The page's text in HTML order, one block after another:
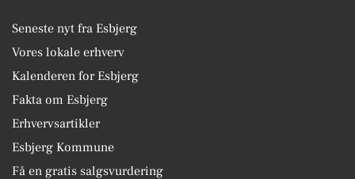
Seneste nyt fra Esbjerg
Vores lokale erhverv
Kalenderen for Esbjerg
Fakta om Esbjerg
Erhvervsartikler
Esbjerg Kommune
Få en gratis salgsvurdering